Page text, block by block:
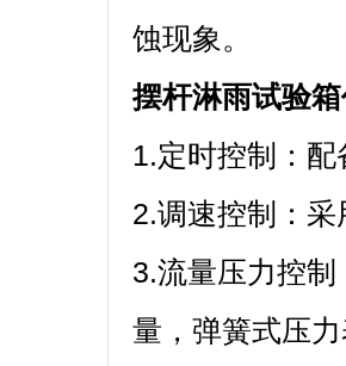
蚀现象。
摆杆淋雨试验
1.定时控制：
2.调速控制：采
3.流量压力控制
量，弹簧式压力